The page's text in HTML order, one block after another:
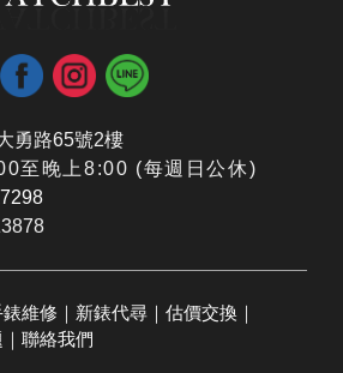
勇路65號2樓
至晚上8:00 (每週日公休)
維修 ｜ 新錶代尋 ｜ 估價交換 ｜
｜ 聯絡我們